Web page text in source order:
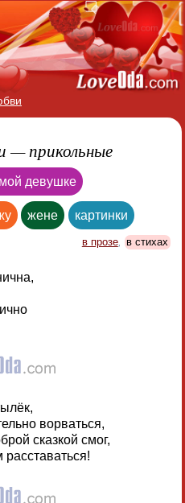
— прикольные
девушке
жене картинки
в прозе, в стихах
ворваться,
сказкой смог,